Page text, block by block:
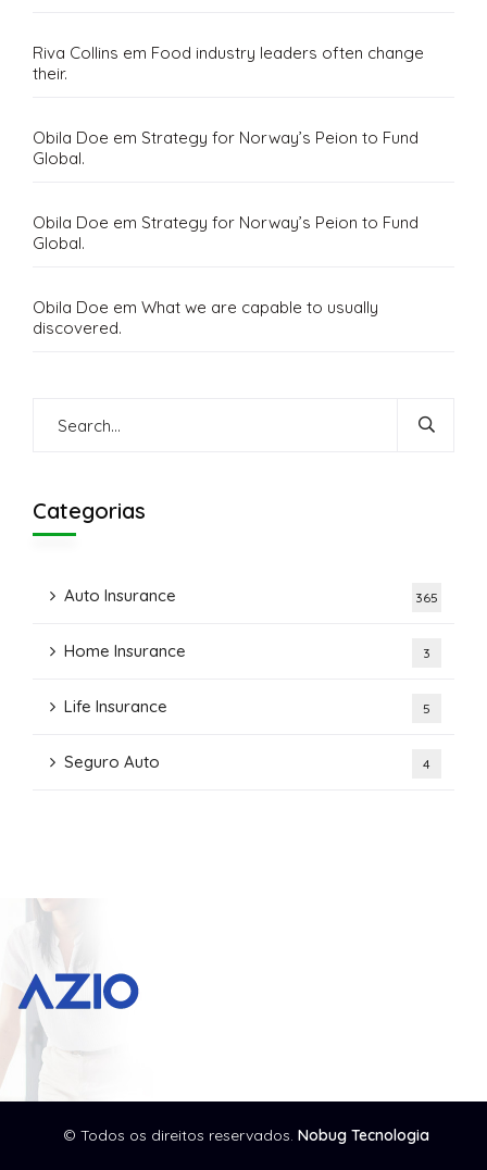
Riva Collins em Food industry leaders often change
their.
Obila Doe em Strategy for Norway’s Peion to Fund
Global.
Obila Doe em Strategy for Norway’s Peion to Fund
Global.
Obila Doe em What we are capable to usually
discovered.
Categorias
Auto Insurance 365
Home Insurance 3
Life Insurance 5
Seguro Auto 4
© Todos os direitos reservados. Nobug Tecnologia